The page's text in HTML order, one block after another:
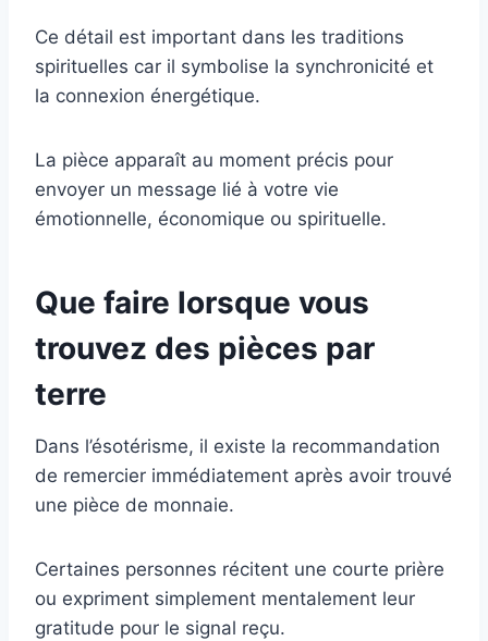
Ce détail est important dans les traditions
spirituelles car il symbolise la synchronicité et
la connexion énergétique.
La pièce apparaît au moment précis pour
envoyer un message lié à votre vie
émotionnelle, économique ou spirituelle.
Que faire lorsque vous
trouvez des pièces par
terre
Dans l’ésotérisme, il existe la recommandation
de remercier immédiatement après avoir trouvé
une pièce de monnaie.
Certaines personnes récitent une courte prière
ou expriment simplement mentalement leur
gratitude pour le signal reçu.